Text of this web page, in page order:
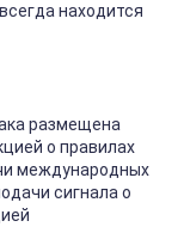
находится
размещена
о правилах
международных
сигнала о